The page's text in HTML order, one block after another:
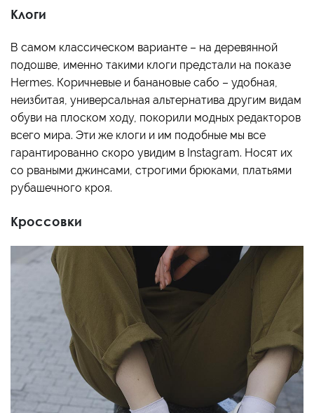
Клоги
В самом классическом варианте – на деревянной
подошве, именно такими клоги предстали на показе
Hermes. Коричневые и банановые сабо – удобная,
неизбитая, универсальная альтернатива другим видам
обуви на плоском ходу, покорили модных редакторов
всего мира. Эти же клоги и им подобные мы все
гарантированно скоро увидим в Instagram. Носят их
со рваными джинсами, строгими брюками, платьями
рубашечного кроя.
Кроссовки